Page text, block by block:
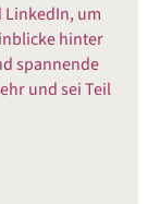
LinkedIn, um
hinter
spannende
und sei Teil